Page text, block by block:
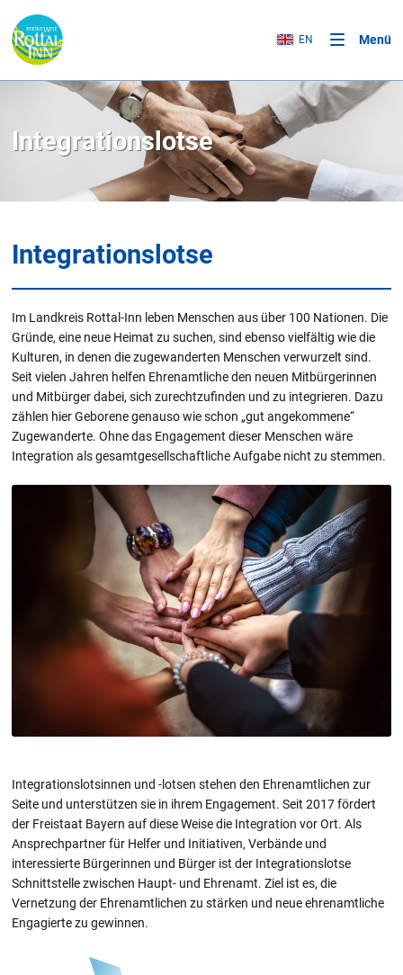
EN Menü
Integrationslotse
Integrationslotse
Im Landkreis Rottal-Inn leben Menschen aus über 100 Nationen. Die
Gründe, eine neue Heimat zu suchen, sind ebenso vielfältig wie die
Kulturen, in denen die zugewanderten Menschen verwurzelt sind.
Seit vielen Jahren helfen Ehrenamtliche den neuen Mitbürgerinnen
und Mitbürger dabei, sich zurechtzufinden und zu integrieren. Dazu
zählen hier Geborene genauso wie schon „gut angekommene“
Zugewanderte. Ohne das Engagement dieser Menschen wäre
Integration als gesamtgesellschaftliche Aufgabe nicht zu stemmen.
Integrationslotsinnen und -lotsen stehen den Ehrenamtlichen zur
Seite und unterstützen sie in ihrem Engagement. Seit 2017 fördert
der Freistaat Bayern auf diese Weise die Integration vor Ort. Als
Ansprechpartner für Helfer und Initiativen, Verbände und
interessierte Bürgerinnen und Bürger ist der Integrationslotse
Schnittstelle zwischen Haupt- und Ehrenamt. Ziel ist es, die
Vernetzung der Ehrenamtlichen zu stärken und neue ehrenamtliche
Engagierte zu gewinnen.